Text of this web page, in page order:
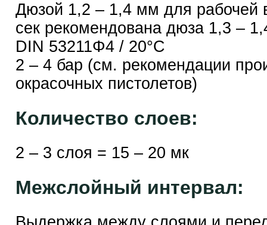
Дюзой 1,2 – 1,4 мм для рабочей
сек рекомендована дюза 1,3 –
DIN 53211Φ4 / 20°C
2 – 4 бар (см. рекомендации
окрасочных пистолетов)
Количество слоев:
2 – 3 слоя = 15 – 20 мк
Межслойный интервал: